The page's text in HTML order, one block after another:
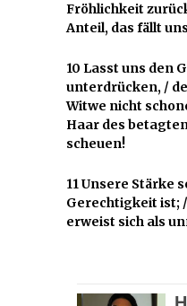
Fröhlichkeit
Anteil, das fällt
10 Lasst uns den
unterdrücken, /
Witwe nicht
Haar des
scheuen!
11 Unsere Stärke
Gerechtigkeit ist;
erweist sich als